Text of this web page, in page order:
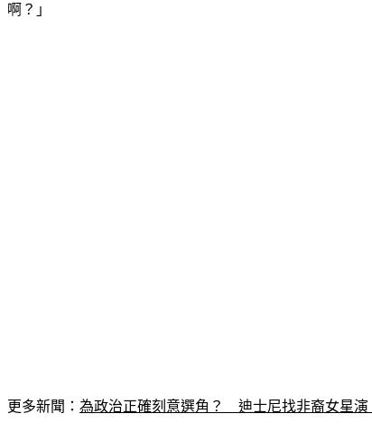
啊？」
更多新聞： 為政治正確刻意選角？　迪士尼找非裔女星